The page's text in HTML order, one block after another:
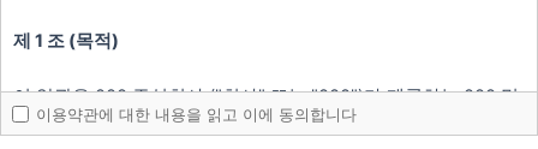
제 1 조 (목적)
이 약관은 000 주식회사 ("회사" 또는 "000")가 제공하는 000 및
000 관련 제반 서비스의 이용과 관련하여 회사와 회원과의 권리,
이용약관에 대한 내용을 읽고 이에 동의합니다